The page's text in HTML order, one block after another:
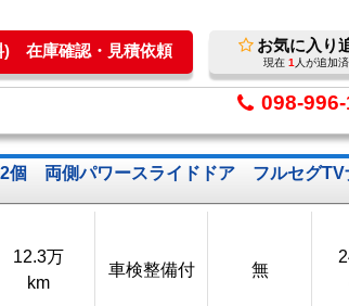
) 在庫確認・見積依頼 お気に入り
現在 1 人が追加済
098-
両側パワースライドドア フルセグTV
12.3万
km
車検整備付 無